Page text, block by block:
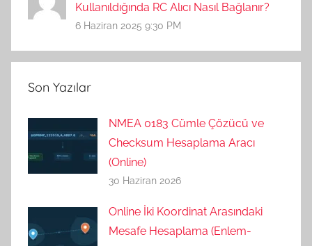
Kullanıldığında RC Alıcı Nasıl Bağlanır?
6 Haziran 2025 9:30 PM
Son Yazılar
NMEA 0183 Cümle Çözücü ve
Checksum Hesaplama Aracı
(Online)
30 Haziran 2026
Online İki Koordinat Arasındaki
Mesafe Hesaplama (Enlem-